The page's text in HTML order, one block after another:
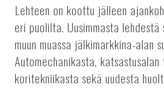
Lehteen on koottu jälleen
eri puolilta. Uusimmasta
muun muassa jälkimarkkina-alan
Automechanikasta,
koritekniikasta sekä uudesta